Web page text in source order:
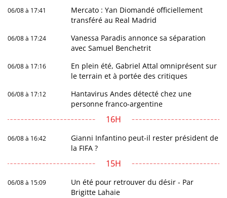
06/08 à 17:41
Mercato : Yan Diomandé officiellement
transféré au Real Madrid
06/08 à 17:24
Vanessa Paradis annonce sa séparation
avec Samuel Benchetrit
06/08 à 17:16
En plein été, Gabriel Attal omniprésent sur
le terrain et à portée des critiques
06/08 à 17:12
Hantavirus Andes détecté chez une
personne franco-argentine
16H
06/08 à 16:42
Gianni Infantino peut-il rester président de
la FIFA ?
15H
06/08 à 15:09
Un été pour retrouver du désir - Par
Brigitte Lahaie